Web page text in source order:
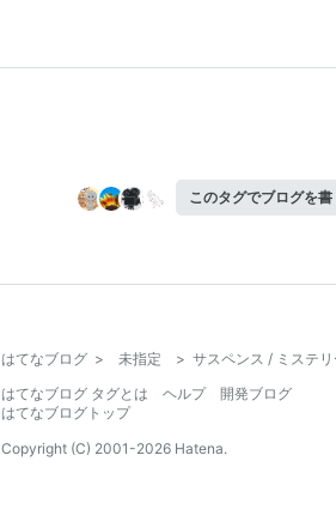
このタグでブログを書
はてなブログ > 未指定 > サスペンス / ミステリ
はてなブログ タグとは
ヘルプ
開発ブログ
はてなブログトップ
Copyright (C) 2001-2026 Hatena.